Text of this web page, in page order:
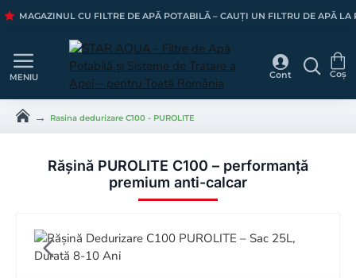
MAGAZINUL CU FILTRE DE APĂ POTABILĂ – CAUȚI UN FILTRU DE APĂ LA
Rasina dedurizare C100 - PUROLITE
Rășină PUROLITE C100 – performanță
premium anti-calcar